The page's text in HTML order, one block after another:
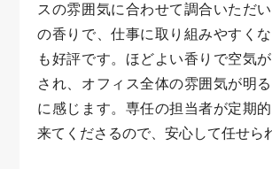
スの雰囲気に合わせて調合いただ
の香りで、仕事に取り組みやすく
も好評です。ほどよい香りで空気
され、オフィス全体の雰囲気が明
に感じます。専任の担当者が定期
来てくださるので、安心して任せら